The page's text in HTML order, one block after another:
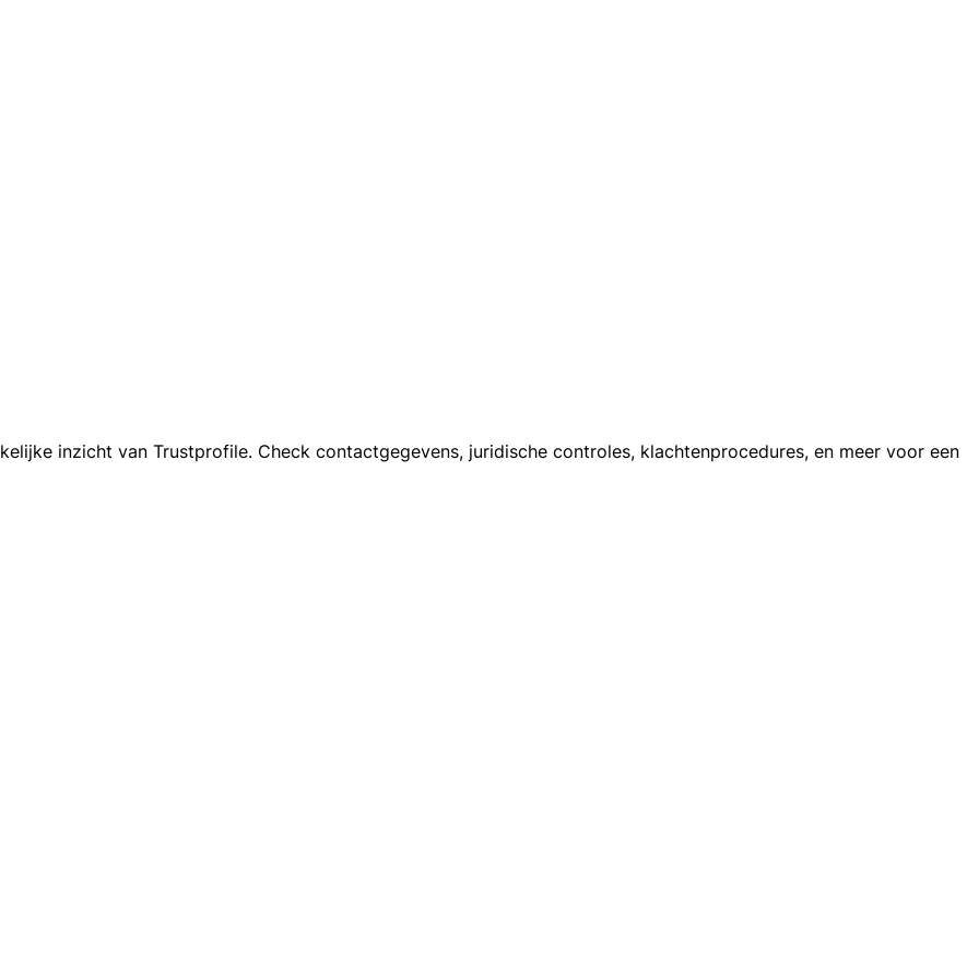
inzicht van Trustprofile. Check contactgegevens, juridische controles, klachtenprocedures, en meer voor een